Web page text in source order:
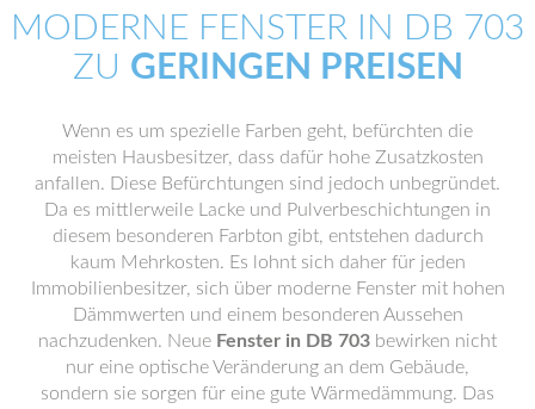
MODERNE FENSTER IN DB 703
ZU GERINGEN PREISEN
Wenn es um spezielle Farben geht, befürchten die
meisten Hausbesitzer, dass dafür hohe Zusatzkosten
anfallen. Diese Befürchtungen sind jedoch unbegründet.
Da es mittlerweile Lacke und Pulverbeschichtungen in
diesem besonderen Farbton gibt, entstehen dadurch
kaum Mehrkosten. Es lohnt sich daher für jeden
Immobilienbesitzer, sich über moderne Fenster mit hohen
Dämmwerten und einem besonderen Aussehen
nachzudenken. Neue Fenster in DB 703 bewirken nicht
nur eine optische Veränderung an dem Gebäude,
sondern sie sorgen für eine gute Wärmedämmung. Das